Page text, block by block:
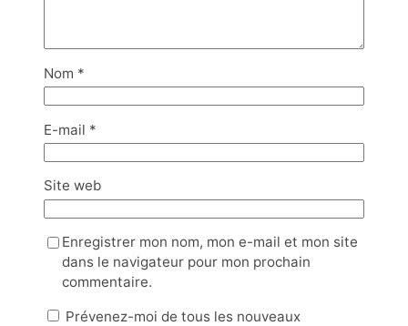
Nom *
E-mail *
Site web
Enregistrer mon nom, mon e-mail et mon site
dans le navigateur pour mon prochain
commentaire.
Prévenez-moi de tous les nouveaux